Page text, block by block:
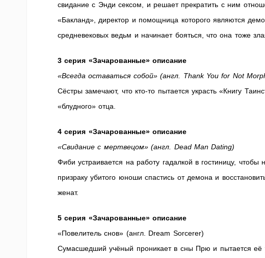
свидание с Энди сексом, и решает прекратить с ним
«Бакланд», директор и помощница которого являются
средневековых ведьм и начинает бояться, что она тоже
3 серия «Зачарованные» описание
«Всегда оставаться собой» (англ. Thank You for Not
Сёстры замечают, что кто-то пытается украсть «Книгу
«блудного» отца.
4 серия «Зачарованные» описание
«Свидание с мертвецом» (англ. Dead Man Dating)
Фиби устраивается на работу гадалкой в гостиницу,
призраку убитого юноши спастись от демона и
женат.
5 серия «Зачарованные» описание
«Повелитель снов» (англ. Dream Sorcerer)
Сумасшедший учёный проникает в сны Прю и пытается её